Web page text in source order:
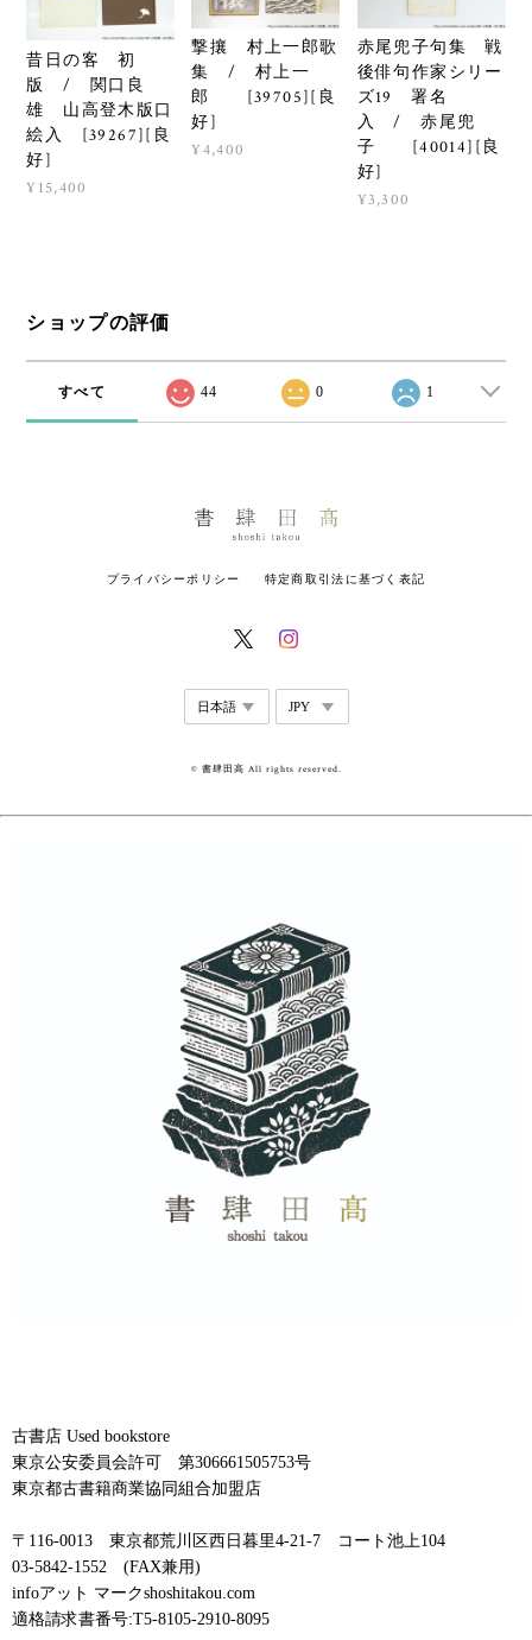
昔日の客 初
版 / 関口良
雄 山高登木版口
絵入 [39267][良
好]
¥15,400
撃攘 村上一郎歌
集 / 村上一
郎 [39705][良
好]
¥4,400
赤尾兜子句集 戦
後俳句作家シリー
ズ19 署名
入 / 赤尾兜
子 [40014][良
好]
¥3,300
ショップの評価
すべて 44 0 1
プライバシーポリシー 特定商取引法に基づく表記
© 書肆田高 All rights reserved.
古書店 Used bookstore
東京公安委員会許可 第306661505753号
東京都古書籍商業協同組合加盟店
〒116-0013 東京都荒川区西日暮里4-21-7 コート池上104
03-5842-1552 (FAX兼用)
infoアット マークshoshitakou.com
適格請求書番号:T5-8105-2910-8095